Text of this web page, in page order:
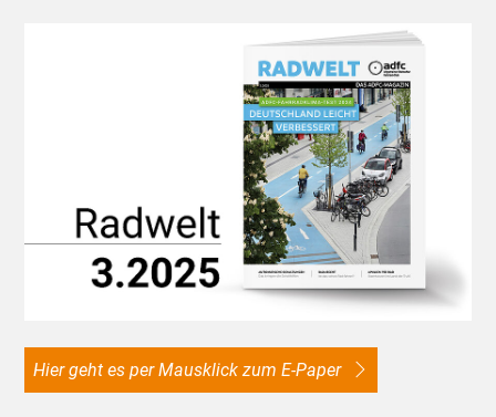
Hier geht es per Mausklick zum E-Paper